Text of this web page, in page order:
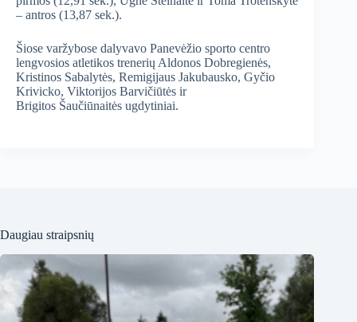
– antros (13,87 sek.).
Šiose varžybose dalyvavo Panevėžio sporto centro
lengvosios atletikos trenerių Aldonos Dobregienės,
Kristinos Sabalytės, Remigijaus Jakubausko, Gyčio
Krivicko, Viktorijos Barvičiūtės ir
Brigitos Šaučiūnaitės ugdytiniai.
Daugiau straipsnių